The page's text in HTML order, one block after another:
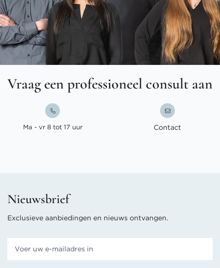
Vraag een professioneel consult aan
Ma - vr 8 tot 17 uur Contact
Nieuwsbrief
Exclusieve aanbiedingen en nieuws ontvangen.